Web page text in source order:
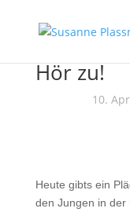
Hör zu!
10.
Heute gibts ein
den Jungen in der